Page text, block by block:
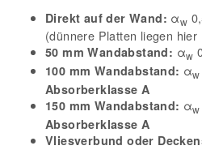
Direkt auf der Wand: αw
(dünnere Platten liegen
50 mm Wandabstand: αw
100 mm Wandabstand: αw
Absorberklasse A
150 mm Wandabstand: αw
Absorberklasse A
Vliesverbund oder